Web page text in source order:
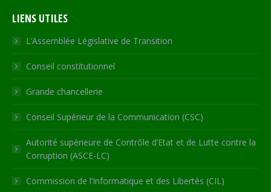
opens
in
new
window
opens
in
new
window
opens
in
new
window
in
new
window
opens
in
new
LIENS UTILES
L’Assemblée Législative de Transition
Conseil constitutionnel
Grande chancellerie
Conseil Supérieur de la Communication (CSC)
Autorité supérieure de Contrôle d’Etat et de Lutte contre la
Corruption (ASCE-LC)
Commission de l’Informatique et des Libertés (CIL)